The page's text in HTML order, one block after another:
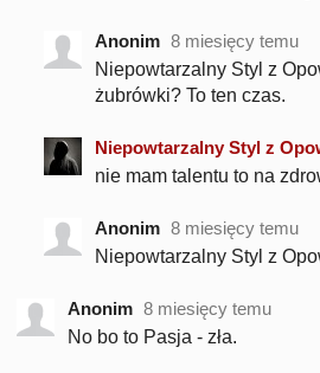
Anonim 8 miesięcy temu
Niepowtarzalny Styl z
żubrówki? To ten czas.
Niepowtarzalny Styl z
nie mam talentu to na
Anonim 8 miesięcy temu
Niepowtarzalny Styl z
Anonim 8 miesięcy temu
No bo to Pasja - zła.